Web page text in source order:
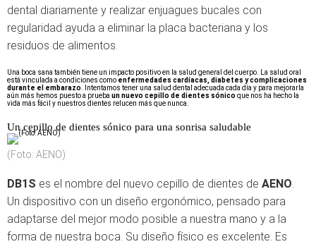
dental diariamente y realizar enjuagues bucales con
regularidad ayuda a eliminar la placa bacteriana y los
residuos de alimentos.
Una boca sana también tiene un impacto positivo en la salud general del cuerpo. La salud oral
está vinculada a condiciones como enfermedades cardíacas, diabetes y complicaciones
durante el embarazo . Intentamos tener una salud dental adecuada cada día y para mejorarla
aún más hemos puesto a prueba un nuevo cepillo de dientes sónico que nos ha hecho la
vida más fácil y nuestros dientes relucen más que nunca.
Un cepillo de dientes sónico para una sonrisa saludable
(Foto: AENO)
DB1S es el nombre del nuevo cepillo de dientes de AENO.
Un dispositivo con un diseño ergonómico, pensado para
adaptarse del mejor modo posible a nuestra mano y a la
forma de nuestra boca. Su diseño físico es excelente. Es